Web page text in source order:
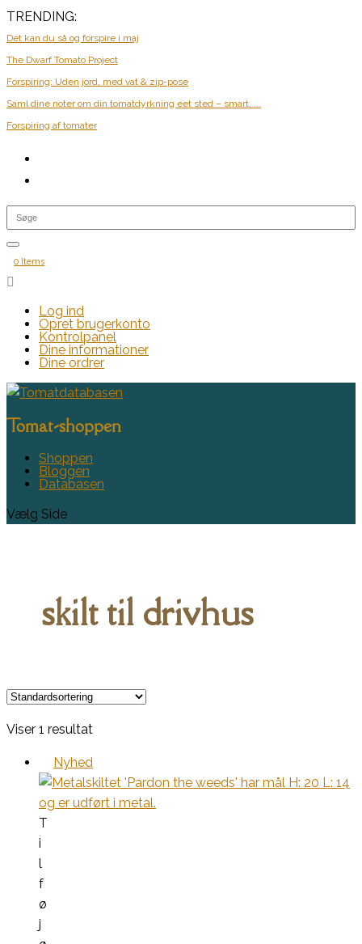
TRENDING:
Det kan du så og forspire i maj
The Dwarf Tomato Project
Forspiring: Uden jord, med vat & zip-pose
Saml dine noter om din tomatdyrkning eet sted – smart, ...
Forspiring af tomater
0 Items

Log ind
Opret brugerkonto
Kontrolpanel
Dine informationer
Dine ordrer
Tomat-shoppen
Shoppen
Bloggen
Databasen
Vælg Side
skilt til drivhus
Viser 1 resultat
Nyhed
T
i
l
f
ø
j